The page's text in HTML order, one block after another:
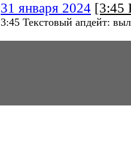
31 января 2024 [3:45
3:45 Текстовый апдейт: